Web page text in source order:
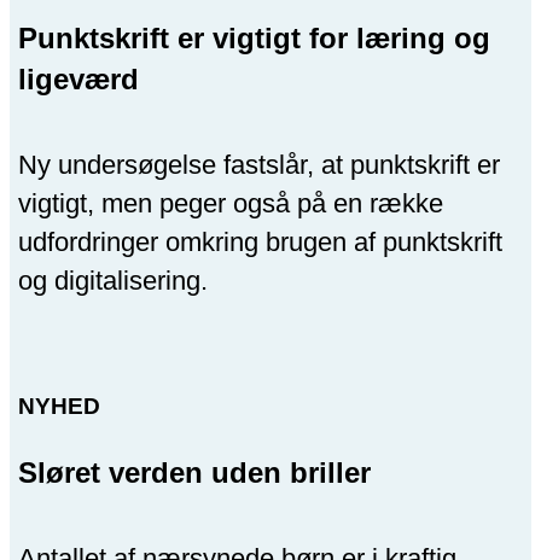
Punktskrift er vigtigt for læring og
ligeværd
Ny undersøgelse fastslår, at punktskrift er
vigtigt, men peger også på en række
udfordringer omkring brugen af punktskrift
og digitalisering.
NYHED
Sløret verden uden briller